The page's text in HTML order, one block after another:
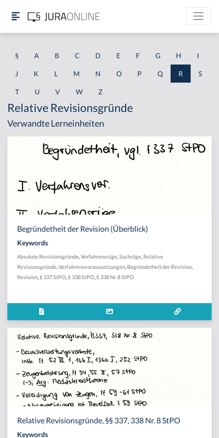
§ A B C D E F G H I
J K L M N O P Q R S
T U V W Z
Relative Revisionsgründe
Verwandte Lerneinheiten
Begründetheit der Revision (Überblick)
Keywords
Absolute Revisionsgründe Verfahrensrüge Sachrüge Relative
Revisionsgründe Verfahrensvoraussetzungen Begründetheit der Revision
Revision § 337 StPO § 338 StPO § 338 Nr. 8 StPO
Relative Revisionsgründe, §§ 337, 338 Nr. 8 StPO
Keywords